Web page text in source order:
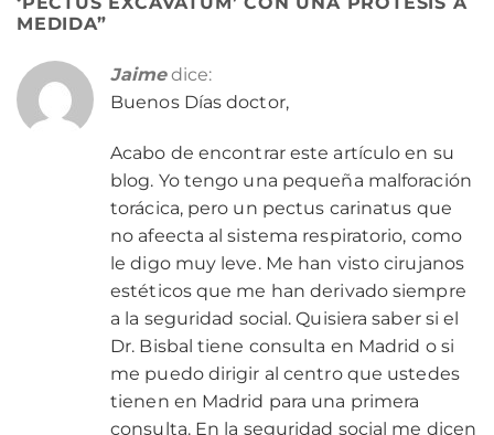
MEDIDA”
Jaime dice:
Buenos Días doctor,
Acabo de encontrar este artículo en su
blog. Yo tengo una pequeña malforación
torácica, pero un pectus carinatus que
no afeecta al sistema respiratorio, como
le digo muy leve. Me han visto cirujanos
estéticos que me han derivado siempre
a la seguridad social. Quisiera saber si el
Dr. Bisbal tiene consulta en Madrid o si
me puedo dirigir al centro que ustedes
tienen en Madrid para una primera
consulta. En la seguridad social me dicen